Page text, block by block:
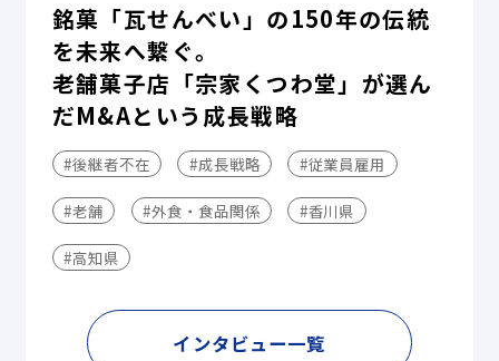
銘菓「瓦せんべい」の150年の伝統
を未来へ繋ぐ。
老舗菓子店「宗家くつわ堂」が選ん
だM&Aという成長戦略
#後継者不在 #成長戦略 #従業員雇用
#老舗 #外食・食品関係 #香川県
#高知県
インタビュー一覧